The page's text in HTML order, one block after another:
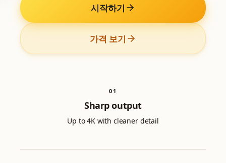
시작하기
가격 보기
01
Sharp output
Up to 4K with cleaner detail